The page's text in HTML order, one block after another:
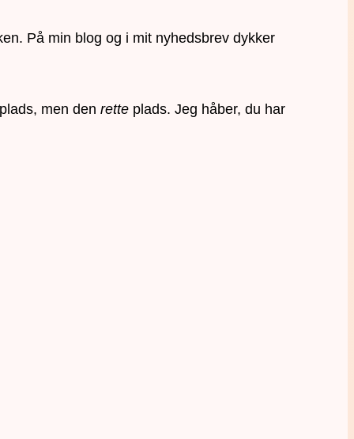
På min blog og i mit nyhedsbrev dykker
men den rette plads. Jeg håber, du har